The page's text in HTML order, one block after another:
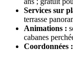
Services sur
terrasse
Animations :
cabanes
Coordonnées :